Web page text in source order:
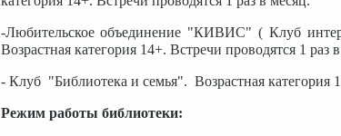
-Любительское объединение "КИВИС" ( Клуб
Возрастная категория 14+. Встречи проводятся 1 раз
- Клуб "Библиотека и семья". Возрастная категория
Режим работы библиотеки: